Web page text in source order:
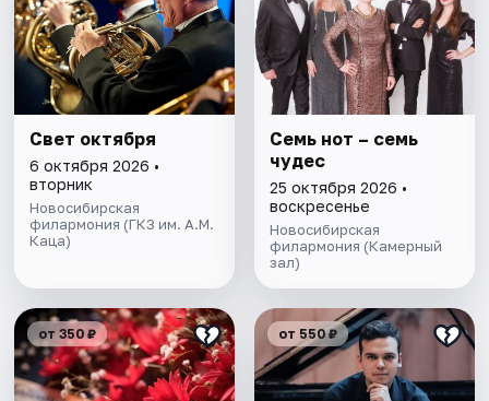
Свет октября
6 октября 2026 •
вторник
Новосибирская
филармония (ГКЗ им. А.М.
Каца)
Семь нот – семь
чудес
25 октября 2026 •
воскресенье
Новосибирская
филармония (Камерный
зал)
от 350 ₽ от 550 ₽